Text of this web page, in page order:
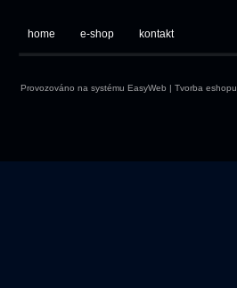
home e-shop kontakt
Provozováno na systému EasyWeb | Tvorba eshopu